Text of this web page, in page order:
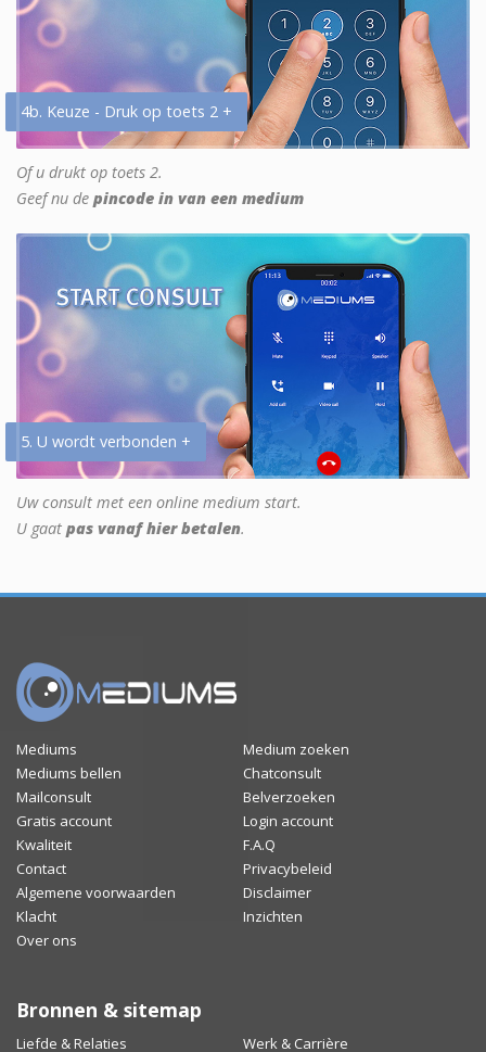
4b. Keuze - Druk op toets 2 +
Of u drukt op toets 2.
Geef nu de pincode in van een medium
5. U wordt verbonden +
Uw consult met een online medium start.
U gaat pas vanaf hier betalen.
Mediums
Medium zoeken
Mediums bellen
Chatconsult
Mailconsult
Belverzoeken
Gratis account
Login account
Kwaliteit
F.A.Q
Contact
Privacybeleid
Algemene voorwaarden
Disclaimer
Klacht
Inzichten
Over ons
Bronnen & sitemap
Liefde & Relaties Werk & Carrière